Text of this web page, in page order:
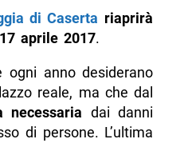
di Caserta riaprirà
17 aprile 2017.
anno desiderano
reale, ma che dal
necessaria dai danni
di persone. L’ultima